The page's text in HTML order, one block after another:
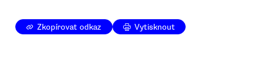
Zkopírovat odkaz Vytisknout